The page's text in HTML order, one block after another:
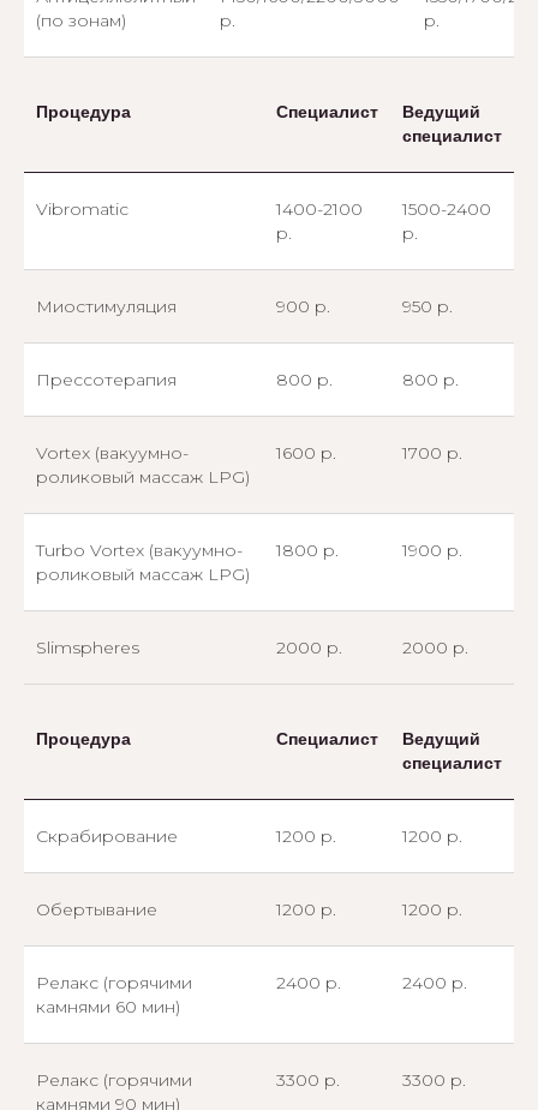
(по зонам)
р.
р.
Процедура Специалист
Ведущий
специалист
Vibromatic
1400-2100
р.
1500-2400
р.
Миостимуляция 900 р. 950 р.
Прессотерапия 800 р. 800 р.
Vortex (вакуумно-
роликовый массаж LPG)
1600 р. 1700 р.
Turbo Vortex (вакуумно-
роликовый массаж LPG)
1800 р. 1900 р.
Slimspheres 2000 р. 2000 р.
Процедура Специалист
Ведущий
специалист
Скрабирование 1200 р. 1200 р.
Обертывание 1200 р. 1200 р.
Релакс (горячими
камнями 60 мин)
2400 р. 2400 р.
Релакс (горячими
камнями 90 мин)
3300 р. 3300 р.